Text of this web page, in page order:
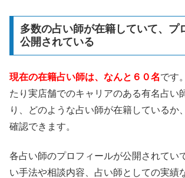
多数の占い師が在籍していて、プ
公開されている
現在の在籍占い師は、なんと６０名です
たり実店舗でのキャリアのある有名占い
り、どのような占い師が在籍しているか
確認できます。
各占い師のプロフィールが公開されてい
い手法や相談内容、占い師としての実績